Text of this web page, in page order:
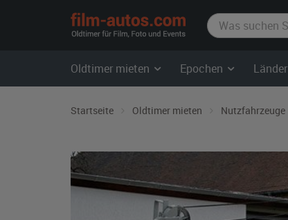
film-
autos.com
Oldtimer mieten Epochen Länder
Startseite Oldtimer mieten Nutzfahrzeuge